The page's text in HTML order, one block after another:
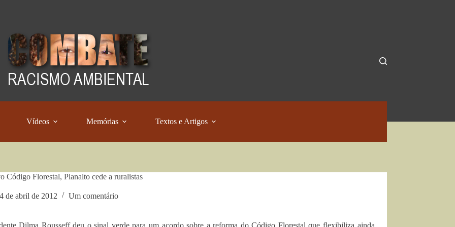
Vídeos Memórias Textos e Artigos
Código Florestal, Planalto cede a ruralistas
de abril de 2012 Um comentário
Dilma Rousseff deu o sinal verde para um acordo sobre a reforma do Código Florestal que flexibiliza ainda